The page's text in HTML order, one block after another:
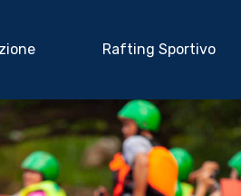
Rafting Sportivo